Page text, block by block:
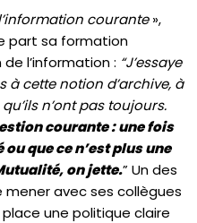
courante»,
part sa formation
l’information : “J’essaye
à cette notion d’archive, à
n’ont pas toujours.
courante : une fois
que ce n’est plus une
on jette.” Un des
mener avec ses collègues
une politique claire